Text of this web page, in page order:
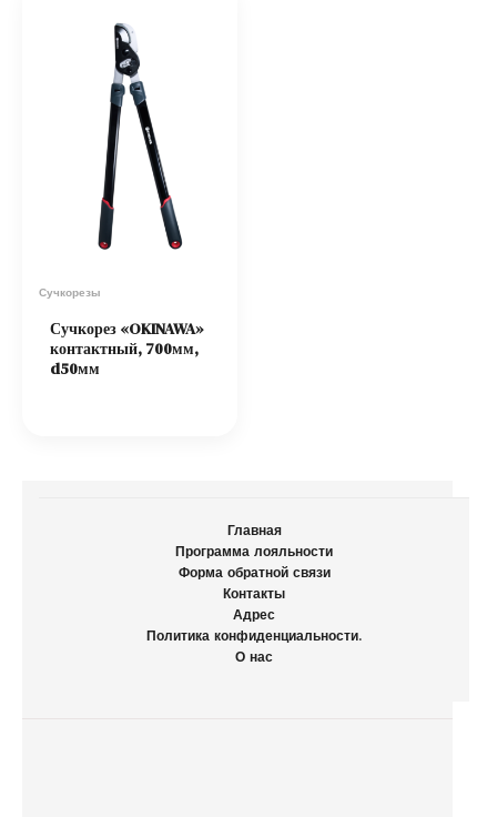
Сучкорезы
Сучкорез «OKINAWA»
контактный, 700мм,
d50мм
Главная
Программа лояльности
Форма обратной связи
Контакты
Адрес
Политика конфиденциальности.
О нас